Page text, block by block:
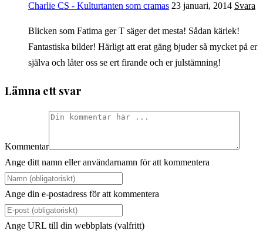
Charlie CS - Kulturtanten som cramas 23 januari, 2014 Svara
Blicken som Fatima ger T säger det mesta! Sådan kärlek!
Fantastiska bilder! Härligt att erat gäng bjuder så mycket på er
själva och låter oss se ert firande och er julstämning!
Lämna ett svar
Kommentar
Ange ditt namn eller användarnamn för att kommentera
Ange din e-postadress för att kommentera
Ange URL till din webbplats (valfritt)